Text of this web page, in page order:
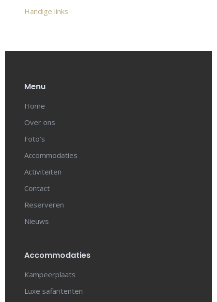
Handige links
Menu
Home
Over ons
Foto’s
Accommodaties
Activiteiten
Contact
Reserveren
Nieuws
Accommodaties
Kampeerplaats
Luxe safaritenten